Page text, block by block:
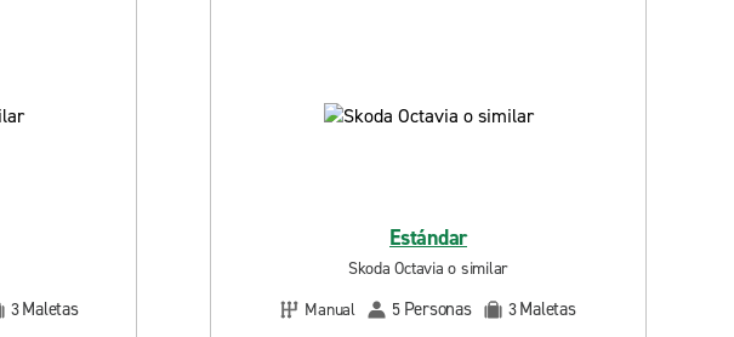
3Maletas
Estándar
Skoda Octavia o similar
Manual
5 Personas 3Maletas